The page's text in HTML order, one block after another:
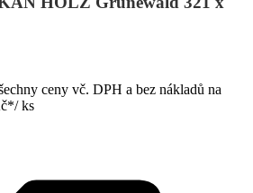
ceny vč. DPH a bez nákladů na
*/ ks